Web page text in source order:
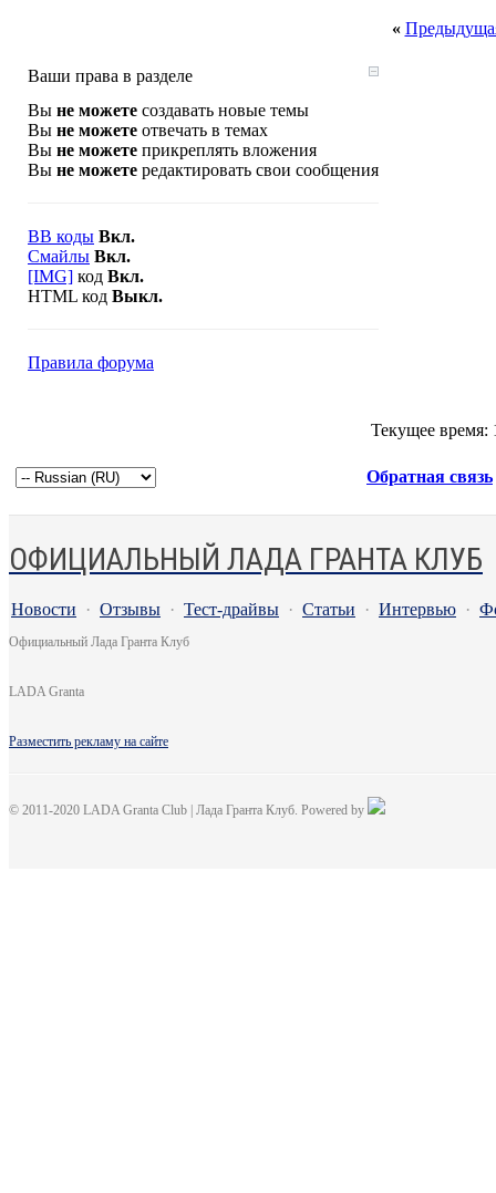
«
Ваши права в разделе
Вы не можете создавать новые темы
Вы не можете отвечать в темах
Вы не можете прикреплять вложения
Вы не можете редактировать свои сообщения
BB коды Вкл.
Смайлы Вкл.
[IMG] код Вкл.
HTML код Выкл.
Правила форума
Текущее время:
Обратная связь
ОФИЦИАЛЬНЫЙ ЛАДА ГРАНТА КЛУБ
Новости · Отзывы · Тест-драйвы · Статьи · Интервью ·
Официальный Лада Гранта Клуб
LADA Granta
Разместить рекламу на сайте
© 2011-2020 LADA Granta Club | Лада Гранта Клуб. Powered by